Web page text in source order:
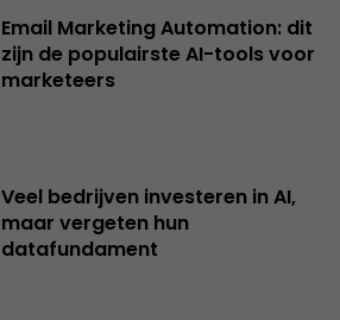
Email Marketing Automation: dit
zijn de populairste AI-tools voor
marketeers
Veel bedrijven investeren in AI,
maar vergeten hun
datafundament